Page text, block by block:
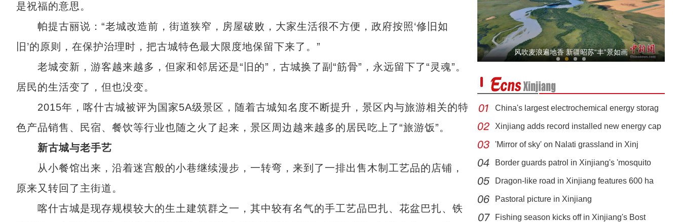
是祝福的意思。
帕提古丽说：“老城改造前，街道狭窄，房屋破败，大家生活很不方便，政府按照‘修旧如
旧’的原则，在保护治理时，把古城特色最大限度地保留下来了。”
老城变新，游客越来越多，但家和邻居还是“旧的”，古城换了副“筋骨”，永远留下了“灵魂”。
居民的生活变了，但也没变。
2015年，喀什古城被评为国家5A级景区，随着古城知名度不断提升，景区内与旅游相关的特
色产品销售、民宿、餐饮等行业也随之火了起来，景区周边越来越多的居民吃上了“旅游饭”。
新古城与老手艺
从小餐馆出来，沿着迷宫般的小巷继续漫步，一转弯，来到了一排出售木制工艺品的店铺，
原来又转回了主街道。
喀什古城是现存规模较大的生土建筑群之一，其中较有名气的手工艺品巴扎、花盆巴扎、铁
航拍新疆库车红山石林 峰峦林立
风吹麦浪遍地香 新疆昭苏“丰”景如画
China's largest electrochemical energy storag
Xinjiang adds record installed new energy cap
'Mirror of sky' on Nalati grassland in Xinj
Border guards patrol in Xinjiang's 'mosquito
Dragon-like road in Xinjiang features 600 ha
Pastoral picture in Xinjiang
Fishing season kicks off in Xinjiang's Bost